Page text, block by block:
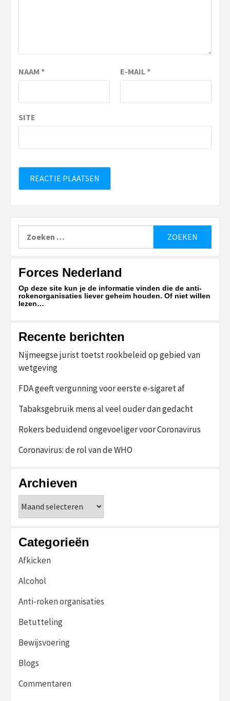
NAAM * E-MAIL*
SITE
naar:
Forces Nederland
Op deze site kun je de informatie vinden die de anti-
rokenorganisaties liever geheim houden. Of niet willen
lezen…
Recente berichten
Nijmeegse jurist toetst rookbeleid op gebied van
wetgeving
FDA geeft vergunning voor eerste e-sigaret af
Tabaksgebruik mens al veel ouder dan gedacht
Rokers beduidend ongevoeliger voor Coronavirus
Coronavirus: de rol van de WHO
Archieven
Categorieën
Afkicken
Alcohol
Anti-roken organisaties
Betutteling
Bewijsvoering
Blogs
Commentaren